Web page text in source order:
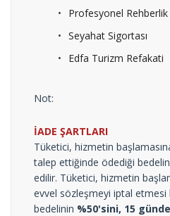
Profesyonel
Seyahat Sigortası
Edfa Turizm Refakati
Not:
İADE ŞARTLARI
Tüketici, hizmetin
talep ettiğinde ödediği
edilir. Tüketici, hizmetin
evvel sözleşmeyi iptal etmesi
bedelinin %50'sini, 15